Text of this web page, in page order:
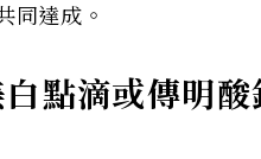
同達成。
點滴或傳明酸